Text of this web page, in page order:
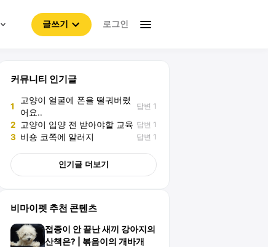
글쓰기 로그인
커뮤니티 인기글
1
고양이 얼굴에 폰을 떨궈버렸
어요..
답변 1
2 고양이 입양 전 받아야할 교육 답변 1
3 비숑 코쪽에 알러지 답변 1
인기글 더보기
비마이펫 추천 콘텐츠
접종이 안 끝난 새끼 강아지의
산책은? | 볶음이의 개바개